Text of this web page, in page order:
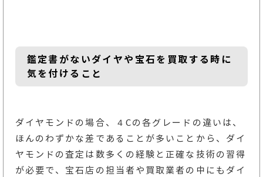
鑑定書がないダイヤや宝石を買取する時に
気を付けること
ダイヤモンドの場合、４Cの各グレードの違いは、
ほんのわずかな差であることが多いことから、ダイ
ヤモンドの査定は数多くの経験と正確な技術の習得
が必要で、宝石店の担当者や買取業者の中にもダイ